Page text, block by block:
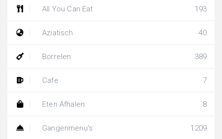
All You Can Eat 193
Aziatisch 40
Borrelen 389
Cafe 7
Eten Afhalen 8
Gangenmenu's 1209